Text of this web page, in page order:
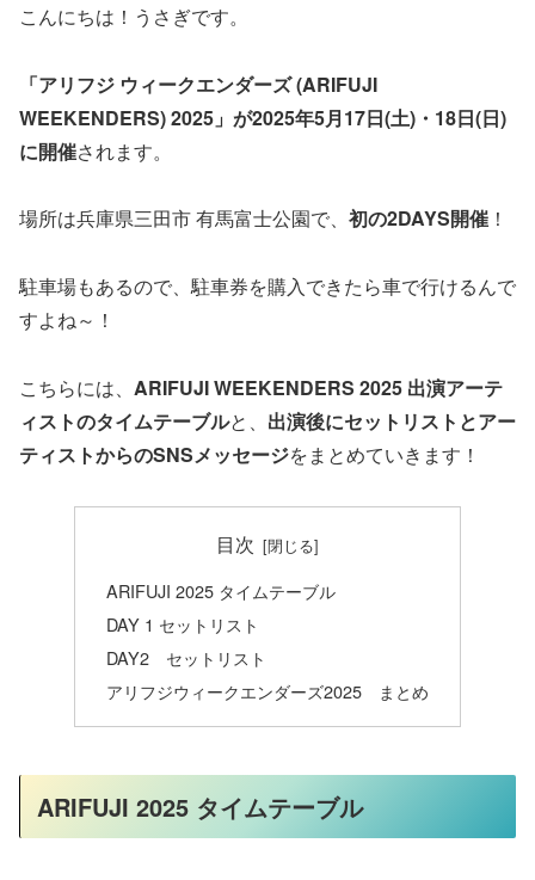
こんにちは！うさぎです。
「アリフジ ウィークエンダーズ (ARIFUJI
WEEKENDERS) 2025」が2025年5月17日(土)・18日(日)
に開催されます。
場所は兵庫県三田市 有馬富士公園で、 初の2DAYS開催 ！
駐車場もあるので、駐車券を購入できたら車で行けるんで
すよね～！
こちらには、 ARIFUJI WEEKENDERS 2025 出演アーテ
ィストのタイムテーブルと、 出演後にセットリストとアー
ティストからのSNSメッセージをまとめていきます！
目次
ARIFUJI 2025 タイムテーブル
DAY 1 セットリスト
DAY2 セットリスト
アリフジウィークエンダーズ2025 まとめ
ARIFUJI 2025 タイムテーブル